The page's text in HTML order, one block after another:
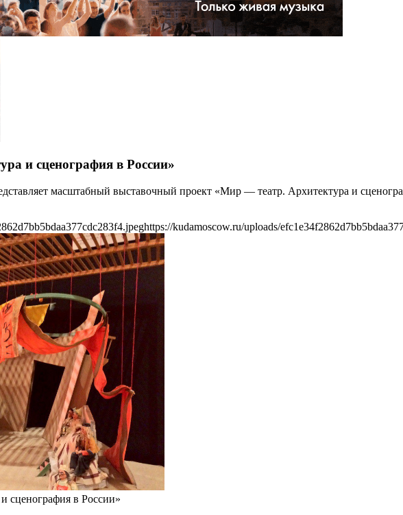
и сценография в России»
масштабный выставочный проект «Мир — театр. Архитектура и
https://kudamoscow.ru/uploads/
сценография в России»